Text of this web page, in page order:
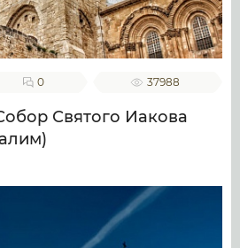
0 37988
Святого Иакова